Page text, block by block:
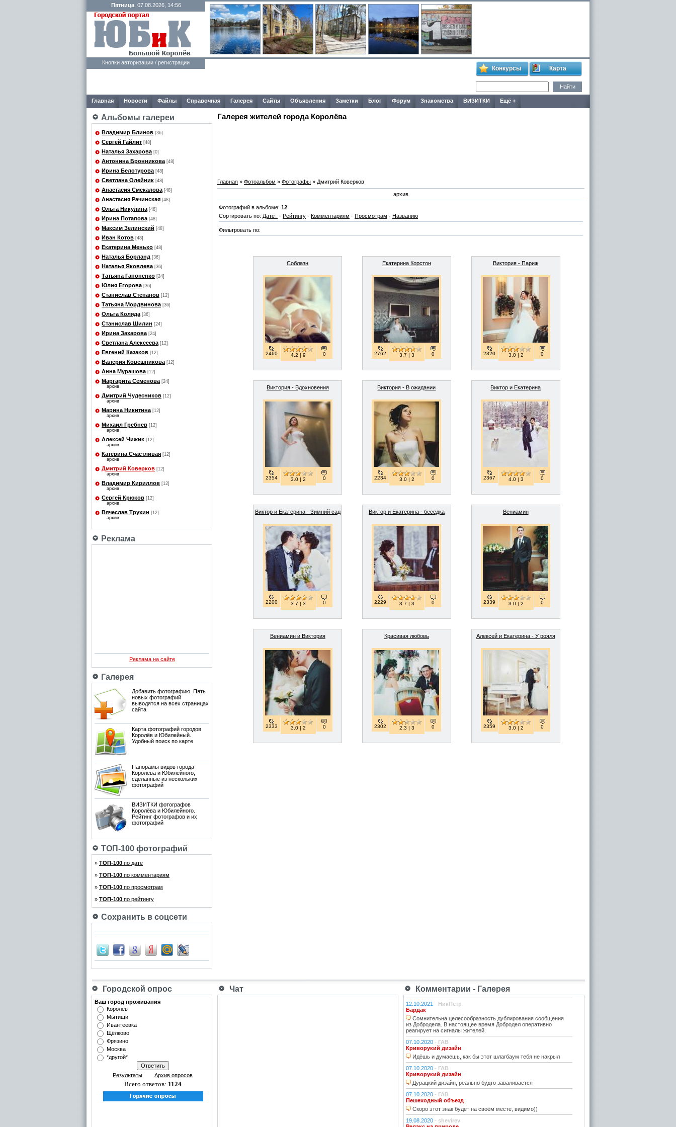
Пятница, 07.08.2026, 14:56
Кнопки авторизации / регистрации
Конкурсы Карта
Главная Новости Файлы Справочная Галерея Сайты Объявления Заметки Блог Форум Знакомства ВИЗИТКИ Ещё +
Альбомы галереи
Владимир Блинов [36]
Сергей Гайлит [48]
Наталья Захарова [0]
Антонина Бронникова [48]
Ирина Белотурова [48]
Светлана Олейник [48]
Анастасия Смекалова [48]
Анастасия Рачинская [48]
Ольга Никулина [48]
Ирина Потапова [48]
Максим Зелинский [48]
Иван Котов [48]
Екатерина Менько [48]
Наталья Борланд [36]
Наталья Яковлева [36]
Татьяна Гапоненко [24]
Юлия Егорова [36]
Станислав Степанов [12]
Татьяна Мордвинова [36]
Ольга Коляда [36]
Станислав Шилин [24]
Ирина Захарова [24]
Светлана Алексеева [12]
Евгений Казаков [12]
Валерия Ковешникова [12]
Анна Мурашова [12]
Маргарита Семенова [24]
архив
Дмитрий Чудесников [12]
архив
Марина Никитина [12]
архив
Михаил Гребнев [12]
архив
Алексей Чижик [12]
архив
Катерина Счастливая [12]
архив
Дмитрий Коверков [12]
архив
Владимир Кириллов [12]
архив
Сергей Крюков [12]
архив
Вячеслав Трухин [12]
архив
Реклама
Реклама на сайте
Галерея
Добавить фотографию. Пять
новых фотографий
выводятся на всех страницах
сайта
Карта фотографий городов
Королёв и Юбилейный.
Удобный поиск по карте
Панорамы видов города
Королёва и Юбилейного,
сделанные из нескольких
фотографий
ВИЗИТКИ фотографов
Королёва и Юбилейного.
Рейтинг фотографов и их
фотографий
ТОП-100 фотографий
» ТОП-100 по дате
» ТОП-100 по комментариям
» ТОП-100 по просмотрам
» ТОП-100 по рейтингу
Сохранить в соцсети
Галерея жителей города Королёва
Главная » Фотоальбом » Фотографы » Дмитрий Коверков
архив
Фотографий в альбоме: 12
Сортировать по: Дате · Рейтингу · Комментариям · Просмотрам · Названию
Фильтровать по:
Соблазн
2460 4.2 | 9 0
Екатерина Корстон
2762 3.7 | 3 0
Виктория - Париж
2320 3.0 | 2 0
Виктория - Вдохновения
2354 3.0 | 2 0
Виктория - В ожидании
2234 3.0 | 2 0
Виктор и Екатерина
2367 4.0 | 3 0
Виктор и Екатерина - Зимний сад
2200 3.7 | 3 0
Виктор и Екатерина - беседка
2229 3.7 | 3 0
Вениамин
2339 3.0 | 2 0
Вениамин и Виктория
2333 3.0 | 2 0
Красивая любовь
2302 2.3 | 3 0
Алексей и Екатерина - У рояля
2359 3.0 | 2 0
Городской опрос Чат Комментарии - Галерея
Ваш город проживания
Королёв
Мытищи
Ивантеевка
Щёлково
Фрязино
Москва
*другой*
Результаты Архив опросов
Всего ответов: 1124
12.10.2021 - НикПетр
Бардак
Сомнительна целесообразность дублирования сообщения
из Добродела. В настоящее время Добродел оперативно
реагирует на сигналы жителей.
07.10.2020 - ГАВ
Криворукий дизайн
Идёшь и думаешь, как бы этот шлагбаум тебя не накрыл
07.10.2020 - ГАВ
Криворукий дизайн
Дурацкий дизайн, реально будто заваливается
07.10.2020 - ГАВ
Пешеходный объезд
Скоро этот знак будет на своём месте, видимо))
19.08.2020 - shevirev